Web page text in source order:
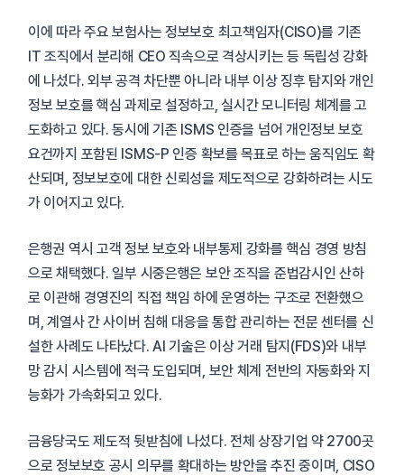
이에 따라 주요 보험사는 정보보호 최고책임자(CISO)를 기존
IT 조직에서 분리해 CEO 직속으로 격상시키는 등 독립성 강화
에 나섰다. 외부 공격 차단뿐 아니라 내부 이상 징후 탐지와 개인
정보 보호를 핵심 과제로 설정하고, 실시간 모니터링 체계를 고
도화하고 있다. 동시에 기존 ISMS 인증을 넘어 개인정보 보호
요건까지 포함된 ISMS-P 인증 확보를 목표로 하는 움직임도 확
산되며, 정보보호에 대한 신뢰성을 제도적으로 강화하려는 시도
가 이어지고 있다.
은행권 역시 고객 정보 보호와 내부통제 강화를 핵심 경영 방침
으로 채택했다. 일부 시중은행은 보안 조직을 준법감시인 산하
로 이관해 경영진의 직접 책임 하에 운영하는 구조로 전환했으
며, 계열사 간 사이버 침해 대응을 통합 관리하는 전문 센터를 신
설한 사례도 나타났다. AI 기술은 이상 거래 탐지(FDS)와 내부
망 감시 시스템에 적극 도입되며, 보안 체계 전반의 자동화와 지
능화가 가속화되고 있다.
금융당국도 제도적 뒷받침에 나섰다. 전체 상장기업 약 2700곳
으로 정보보호 공시 의무를 확대하는 방안을 추진 중이며, CISO